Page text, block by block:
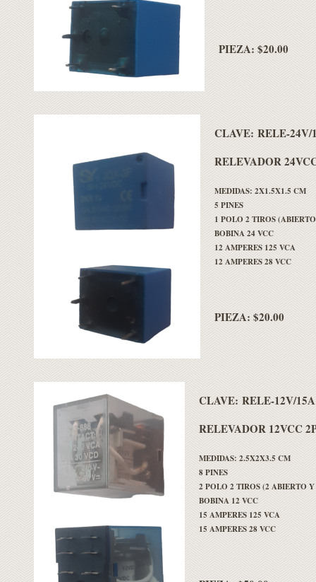
PIEZA: $20.00
CLAVE: RELE-24V/
RELEVADOR
MEDIDAS: 2X1.5X1.5 CM
5 PINES
1 POLO 2 TIROS
BOBINA 24 VCC
12 AMPERES 125 VCA
12 AMPERES 28 VCC
PIEZA: $20.00
CLAVE: RELE-12V/15A
RELEVADOR 12VCC
MEDIDAS: 2.5X2X3.5 CM
8 PINES
2 POLO 2 TIROS (2 ABIERTO
BOBINA 12 VCC
15 AMPERES 125 VCA
15 AMPERES 28 VCC